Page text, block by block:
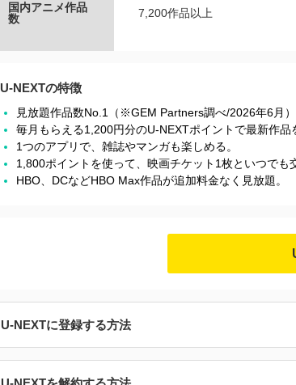
国内アニメ作品
数
7,200作品以上
U-NEXTの特徴
見放題作品数No.1（※GEM Partners調べ/2026年6⽉）
毎月もらえる1,200円分のU-NEXTポイントで最新作品
1つのアプリで、雑誌やマンガも楽しめる。
1,800ポイントを使って、映画チケット1枚といつでも
HBO、DCなどHBO Max作品が追加料金なく見放題。
U-NEXTに登録する方法